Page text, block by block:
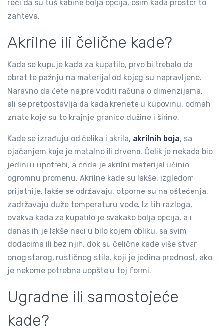
reći da su tuš kabine bolja opcija, osim kada prostor to
zahteva.
Akrilne ili čelične kade?
Kada se kupuje kada za kupatilo, prvo bi trebalo da
obratite pažnju na materijal od kojeg su napravljene.
Naravno da ćete najpre voditi računa o dimenzijama,
ali se pretpostavlja da kada krenete u kupovinu, odmah
znate koje su to krajnje granice dužine i širine.
Kade se izrađuju od čelika i akrila, akrilnih boja, sa
ojačanjem koje je metalno ili drveno. Čelik je nekada bio
jedini u upotrebi, a onda je akrilni materijal učinio
ogromnu promenu. Akrilne kade su lakše, izgledom
prijatnije, lakše se održavaju, otporne su na oštećenja,
zadržavaju duže temperaturu vode. Iz tih razloga,
ovakva kada za kupatilo je svakako bolja opcija, a i
danas ih je lakše naći u bilo kojem obliku, sa svim
dodacima ili bez njih, dok su čelične kade više stvar
onog starog, rustičnog stila, koji je jedina prednost, ako
je nekome potrebna uopšte u toj formi.
Ugradne ili samostojeće
kade?